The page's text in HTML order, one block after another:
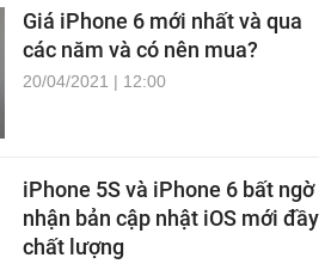
Giá iPhone 6 mới nhất và qua
các năm và có nên mua?
20/04/2021 | 12:00
iPhone 5S và iPhone 6 bất ngờ
nhận bản cập nhật iOS mới đầy
chất lượng